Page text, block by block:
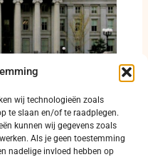
wij technologieën zoals
te slaan en/of te raadplegen.
kunnen wij gegevens zoals
Als je geen toestemming
nadelige invloed hebben op
zich op de